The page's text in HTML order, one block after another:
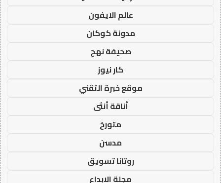
عالم الايفون
مدونة كوكان
صحيفة نهج
كار نيوز
موقع خبرة التقني
أناقة أنثى
متورخ
مدسن
روتانا تسويق
مجلة الابداع